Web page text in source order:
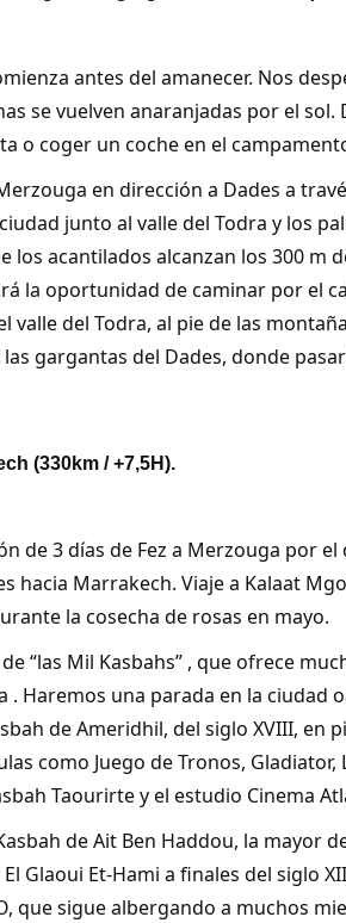
antes del amanecer. Nos
se vuelven anaranjadas por el sol.
o coger un coche en el
en dirección a Dades a
junto al valle del Todra y los
los acantilados alcanzan los 300 m
la oportunidad de caminar por el
valle del Todra, al pie de las
gargantas del Dades, donde
(330km / +7,5H).
de 3 días de Fez a Merzouga por
hacia Marrakech. Viaje a Kalaat
la cosecha de rosas en mayo.
“las Mil Kasbahs” , que ofrece
. Haremos una parada en la ciudad
de Ameridhil, del siglo XVIII, en
como Juego de Tronos,
Taourirte y el estudio Cinema
de Ait Ben Haddou, la mayor
Glaoui Et-Hami a finales del siglo
que sigue albergando a muchos